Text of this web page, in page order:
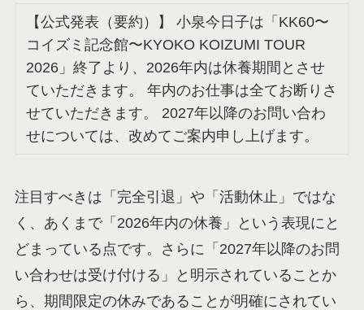
【公式発表（要約）】 小泉今日子は「KK60〜
コイズミ記念館〜KYOKO KOIZUMI TOUR
2026」終了より、2026年内は休養期間とさせ
ていただきます。 年内のお仕事は全てお断りさ
せていただきます。 2027年以降のお問い合わ
せについては、改めてご案内申し上げます。
注目すべきは「完全引退」や「活動休止」ではな
く、あくまで「2026年内の休養」という表現にと
どまっている点です。さらに「2027年以降のお問
い合わせは受け付ける」と明示されていることか
ら、期間限定の休みであることが明確にされてい